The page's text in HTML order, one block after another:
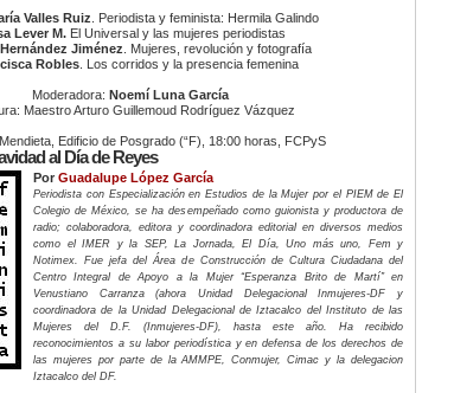
Valles Ruiz . Periodista y feminista: Hermila Galindo
Lever M.El Universal y las mujeres periodistas
Jiménez . Mujeres, revolución y fotografía
Robles. Los corridos y la presencia femenina
Moderadora: Noemí Luna García
Maestro Arturo Guillemoud Rodríguez Vázquez
Edificio de Posgrado (“F), 18:00 horas, FCPyS
al Día de Reyes
Por Guadalupe López García
Periodista con Especialización en Estudios de la Mujer por el PIEM de El
Colegio de México, se ha desempeñado como guionista y productora de
radio; colaboradora, editora y coordinadora editorial en diversos medios
como el IMER y la SEP, La Jornada, El Día, Uno más uno, Fem y
Notimex. Fue jefa del Área de Construcción de Cultura Ciudadana del
Centro Integral de Apoyo a la Mujer “Esperanza Brito de Martí” en
Venustiano Carranza (ahora Unidad Delegacional Inmujeres-DF y
coordinadora de la Unidad Delegacional de Iztacalco del Instituto de las
Mujeres del D.F. (Inmujeres-DF), hasta este año. Ha recibido
reconocimientos a su labor periodística y en defensa de los derechos de
las mujeres por parte de la AMMPE, Conmujer, Cimac y la delegacion
Iztacalco del DF.